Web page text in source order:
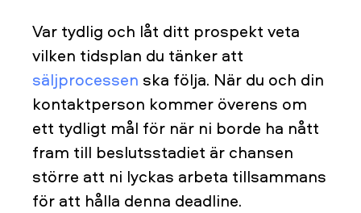
Var tydlig och låt ditt prospekt veta
vilken tidsplan du tänker att
säljprocessen ska följa. När du och din
kontaktperson kommer överens om
ett tydligt mål för när ni borde ha nått
fram till beslutsstadiet är chansen
större att ni lyckas arbeta tillsammans
för att hålla denna deadline.